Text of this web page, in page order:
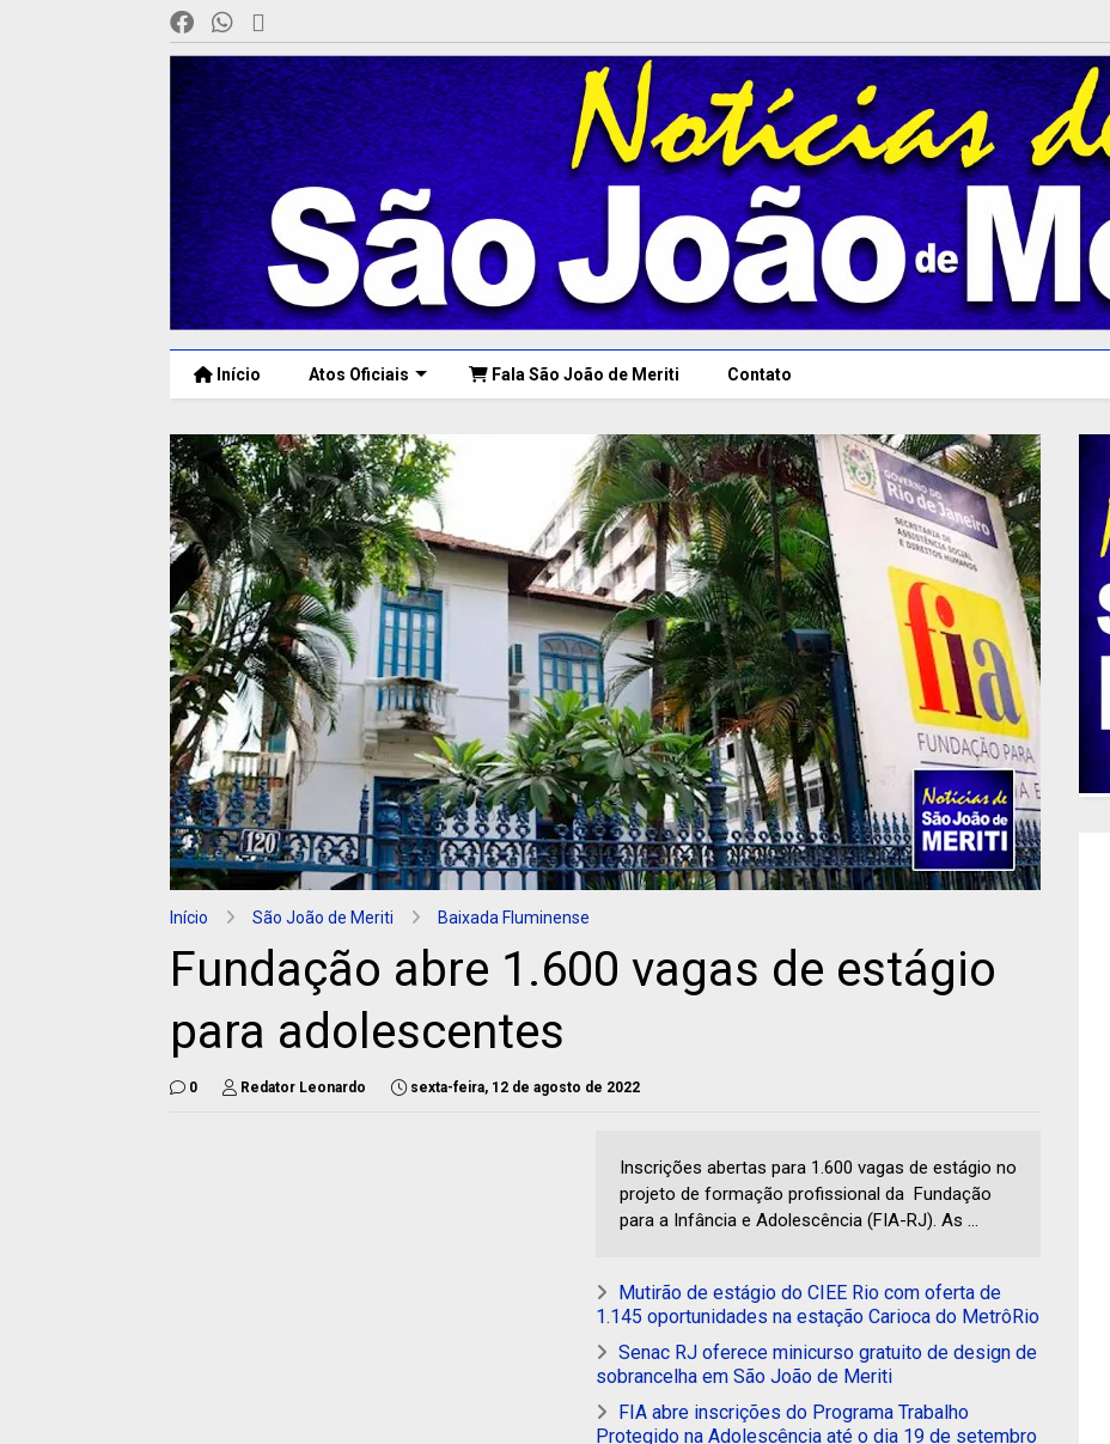
Início Atos Oficiais Fala São João de Meriti Contato
Início São João de Meriti Baixada Fluminense
Fundação abre 1.600 vagas de estágio
para adolescentes
0 Redator Leonardo sexta-feira, 12 de agosto de 2022
Inscrições abertas para 1.600 vagas de estágio no
projeto de formação profissional da Fundação
para a Infância e Adolescência (FIA-RJ). As ...
Mutirão de estágio do CIEE Rio com oferta de
1.145 oportunidades na estação Carioca do MetrôRio
Senac RJ oferece minicurso gratuito de design de
sobrancelha em São João de Meriti
FIA abre inscrições do Programa Trabalho
Protegido na Adolescência até o dia 19 de setembro